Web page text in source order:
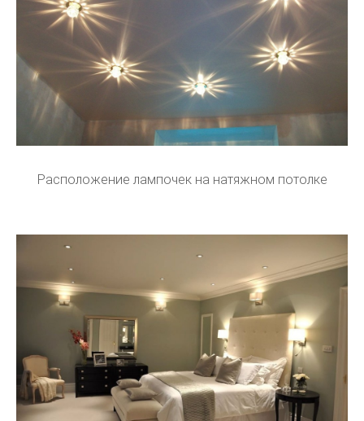
Расположение лампочек на натяжном потолке